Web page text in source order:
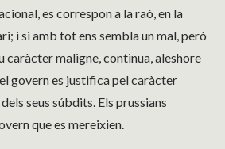
es correspon a la raó, en la
i si amb tot ens sembla un mal, però
caràcter maligne, continua, aleshore
govern es justifica pel caràcter
seus súbdits. Els prussians
que es mereixien.